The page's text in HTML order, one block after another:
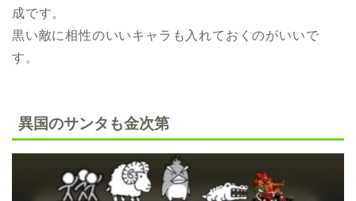
成です。
黒い敵に相性のいいキャラも入れておくのがいいで
す。
異国のサンタも金次第